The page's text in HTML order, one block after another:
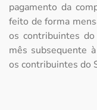
pagamento da
feito de forma
os contribuintes
mês subsequente
os contribuintes do